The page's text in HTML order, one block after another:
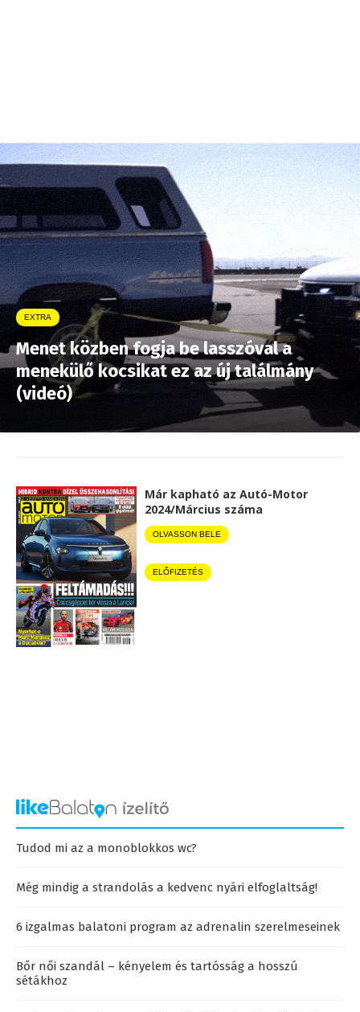
EXTRA
Menet közben fogja be lasszóval a
menekülő kocsikat ez az új találmány
(videó)
Már kapható az Autó-Motor
2024/Március száma
OLVASSON BELE
ELŐFIZETÉS
Tudod mi az a monoblokkos wc?
Még mindig a strandolás a kedvenc nyári elfoglaltság!
6 izgalmas balatoni program az adrenalin szerelmeseinek
Bőr női szandál – kényelem és tartósság a hosszú
sétákhoz